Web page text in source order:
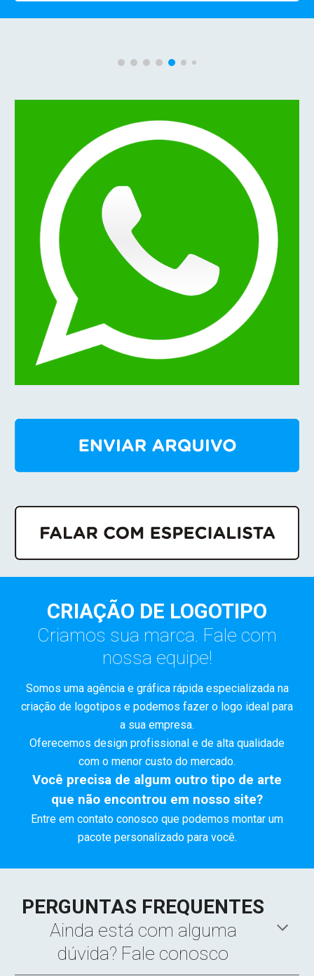
CRIAÇÃO DE LOGOTIPO
Criamos sua marca. Fale com
nossa equipe!
Somos uma agência e gráfica rápida especializada na
criação de logotipos e podemos fazer o logo ideal para
a sua empresa.
Oferecemos design profissional e de alta qualidade
com o menor custo do mercado.
Você precisa de algum outro tipo de arte
que não encontrou em nosso site?
Entre em contato conosco que podemos montar um
pacote personalizado para você.
PERGUNTAS FREQUENTES
Ainda está com alguma
dúvida? Fale conosco